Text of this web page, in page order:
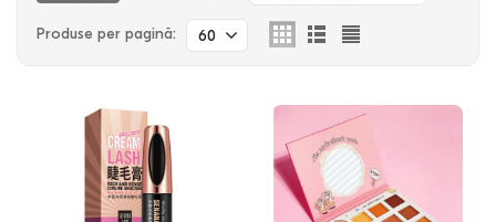
Produse per pagină: 60